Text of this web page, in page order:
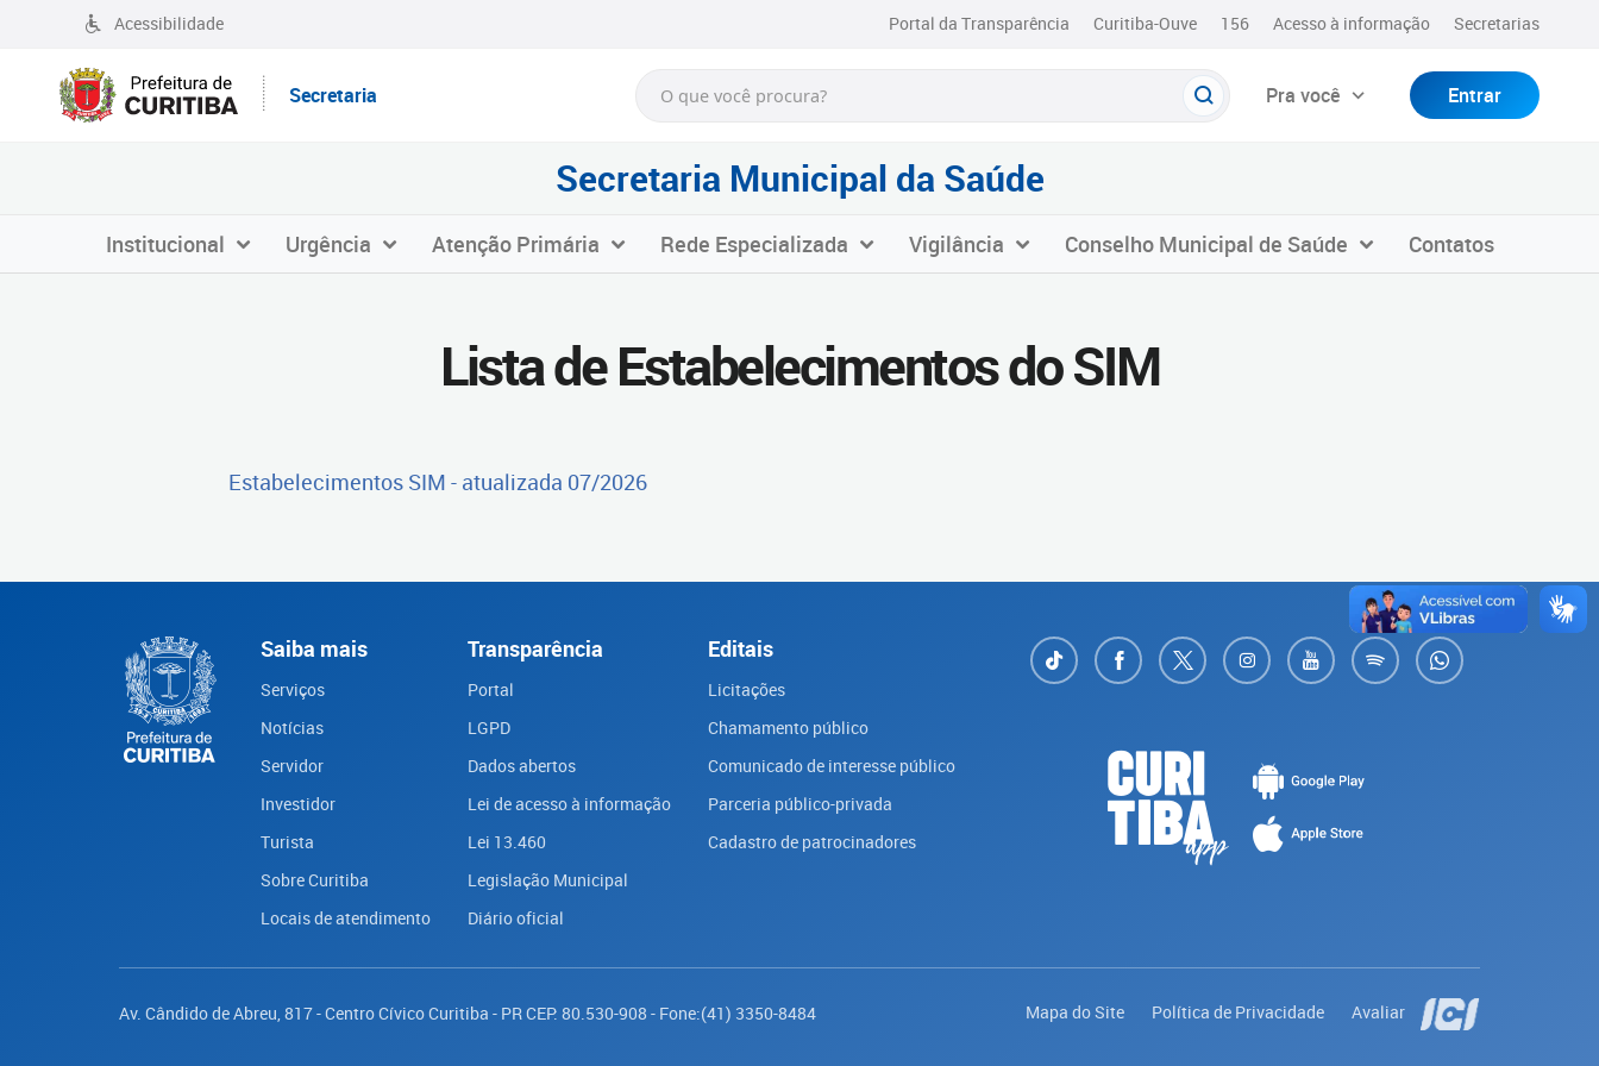
Acessibilidade Portal da Transparência Curitiba-Ouve 156 Acesso à informação Secretarias
Secretaria Pra você Entrar
Secretaria Municipal da Saúde
Institucional Urgência Atenção Primária Rede Especializada Vigilância Conselho Municipal de Saúde Contatos
Lista de Estabelecimentos do SIM
Estabelecimentos SIM - atualizada 07/2026
Saiba mais
Serviços
Notícias
Servidor
Investidor
Turista
Sobre Curitiba
Locais de atendimento
Transparência
Portal
LGPD
Dados abertos
Lei de acesso à informação
Lei 13.460
Legislação Municipal
Diário oficial
Editais
Licitações
Chamamento público
Comunicado de interesse público
Parceria público-privada
Cadastro de patrocinadores
Av. Cândido de Abreu, 817 - Centro Cívico Curitiba - PR CEP: 80.530-908 - Fone:(41) 3350-8484 Mapa do Site Política de Privacidade Avaliar